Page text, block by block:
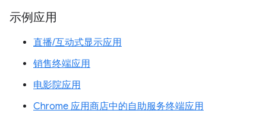
示例应用
直播/互动式显示应用
销售终端应用
电影院应用
Chrome 应用商店中的自助服务终端应用